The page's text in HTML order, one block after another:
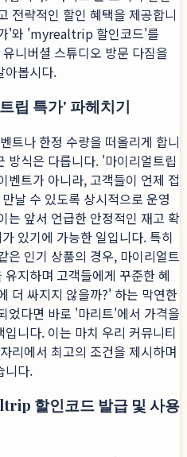
전략적인 할인 혜택을 제공합니
'와 'myrealtrip 할인코드'를
니버셜 스튜디오 방문 다짐을
아봅시다.
립 특가' 파헤치기
트나 한정 수량을 떠올리게 합니
방식은 다릅니다. '마이리얼트립
벤트가 아니라, 고객들이 언제 접
날 수 있도록 상시적으로 운영
는 앞서 언급한 안정적인 재고 확
있기에 가능한 일입니다. 특히
은 인기 상품의 경우, 마이리얼트
지하며 고객들에게 꾸준한 혜
더 싸지지 않을까?' 하는 막연한
었다면 바로 '마리트'에서 가격을
니다. 이는 마치 우리 커뮤니티
리에서 최고의 조건을 제시하며
니다.
할인코드 발급 및 사용